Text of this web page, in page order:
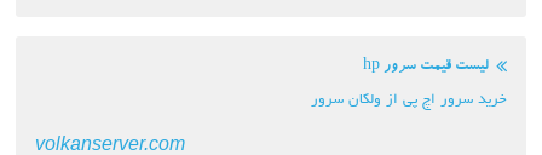
لیست قیمت سرور hp
خرید سرور اچ پی از ولکان سرور
volkanserver.com